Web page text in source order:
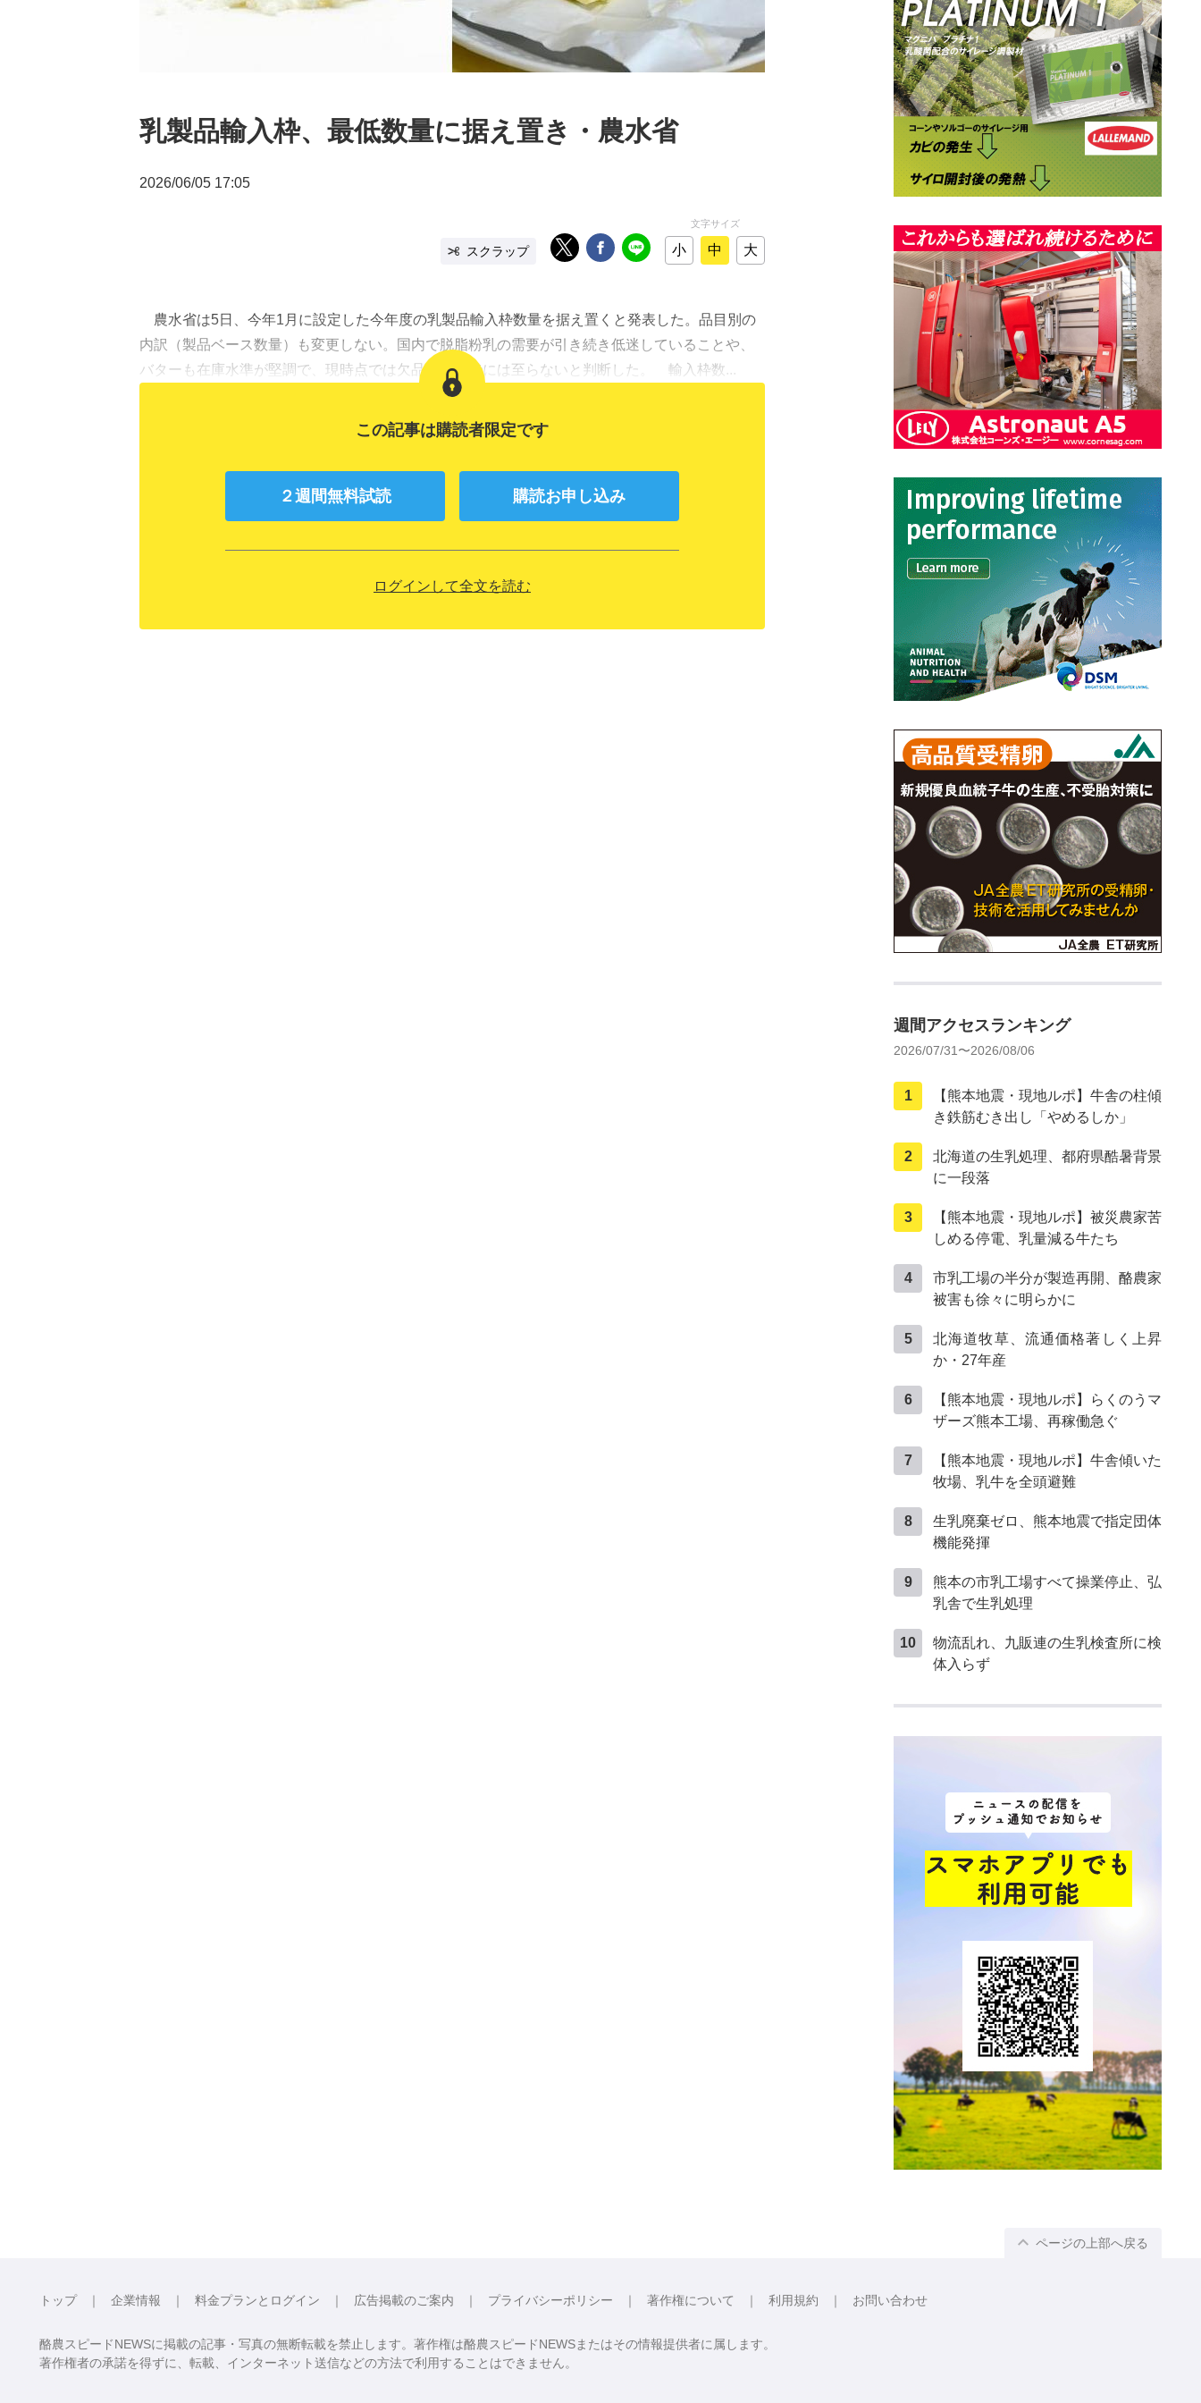
乳製品輸入枠、最低数量に据え置き・農水省
2026/06/05 17:05
スクラップ
文字サイズ
小 中 大
農水省は5日、今年1月に設定した今年度の乳製品輸入枠数量を据え置くと発表した。品目別の
内訳（製品ベース数量）も変更しない。国内で脱脂粉乳の需要が引き続き低迷していることや、
バターも在庫水準が堅調で、現時点では欠品するまでには至らないと判断した。 輸入枠数...
この記事は購読者限定です
２週間無料試読 購読お申し込み
ログインして全文を読む
週間アクセスランキング
2026/07/31〜2026/08/06
【熊本地震・現地ルポ】牛舎の柱傾
き鉄筋むき出し「やめるしか」
北海道の生乳処理、都府県酷暑背景
に一段落
【熊本地震・現地ルポ】被災農家苦
しめる停電、乳量減る牛たち
市乳工場の半分が製造再開、酪農家
被害も徐々に明らかに
北海道牧草、流通価格著しく上昇
か・27年産
【熊本地震・現地ルポ】らくのうマ
ザーズ熊本工場、再稼働急ぐ
【熊本地震・現地ルポ】牛舎傾いた
牧場、乳牛を全頭避難
生乳廃棄ゼロ、熊本地震で指定団体
機能発揮
熊本の市乳工場すべて操業停止、弘
乳舎で生乳処理
物流乱れ、九販連の生乳検査所に検
体入らず
トップ 企業情報 料金プランとログイン 広告掲載のご案内 プライバシーポリシー 著作権について 利用規約 お問い合わせ
酪農スピードNEWSに掲載の記事・写真の無断転載を禁止します。著作権は酪農スピードNEWSまたはその情報提供者に属します。
著作権者の承諾を得ずに、転載、インターネット送信などの方法で利用することはできません。
ページの上部へ戻る